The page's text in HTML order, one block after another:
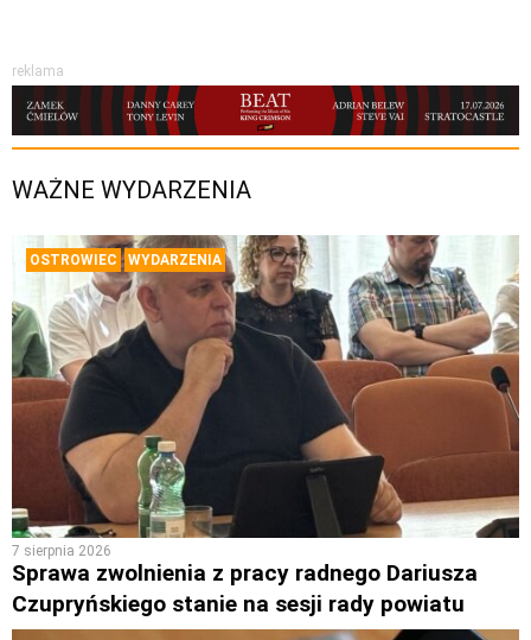
reklama
WAŻNE WYDARZENIA
OSTROWIEC WYDARZENIA
7 sierpnia 2026
Sprawa zwolnienia z pracy radnego Dariusza
Czupryńskiego stanie na sesji rady powiatu